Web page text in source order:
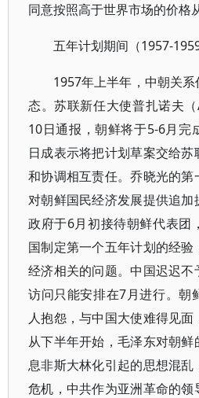
同意按照高于世界市场的价格
五年计划期间（1957-1959
1957年上半年，中朝关
态。苏联新任大使普扎诺夫
10日通报，朝鲜将于5-6月完
日成表示将把计划草案交给
和协调相互责任。乔晓光的
对朝鲜国民经济发展提供追
政府于6月初接待朝鲜代表团
国制定第一个五年计划的经
经济相关的问题。中国迟迟
访问只能安排在7月进行。朝
人抱怨，与中国大使难得见面
从下半年开始，毛泽东对朝
息非斯大林化引起的思想混
危机，中共作为亚洲革命的